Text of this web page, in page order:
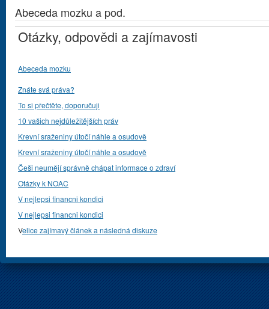
Abeceda mozku a pod.
Otázky, odpovědi a zajímavosti
Abeceda mozku
Znáte svá práva?
To si přečtěte, doporučuji
10 vašich nejdůležitějších práv
Krevní sraženiny útočí náhle a osudově
Krevní sraženiny útočí náhle a osudově
Češi neumějí správně chápat informace o zdraví
Otázky k NOAC
V nejlepsi financni kondici
V nejlepsi financni kondici
Velice zajímavý článek a následná diskuze